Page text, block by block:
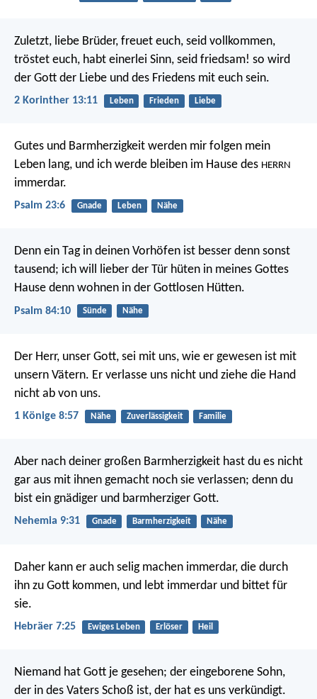
Zuletzt, liebe Brüder, freuet euch, seid vollkommen,
tröstet euch, habt einerlei Sinn, seid friedsam! so wird
der Gott der Liebe und des Friedens mit euch sein.
2 Korinther 13:11 Leben Frieden Liebe
Gutes und Barmherzigkeit werden mir folgen mein
Leben lang, und ich werde bleiben im Hause des HERRN
immerdar.
Psalm 23:6 Gnade Leben Nähe
Denn ein Tag in deinen Vorhöfen ist besser denn sonst
tausend; ich will lieber der Tür hüten in meines Gottes
Hause denn wohnen in der Gottlosen Hütten.
Psalm 84:10 Sünde Nähe
Der Herr, unser Gott, sei mit uns, wie er gewesen ist mit
unsern Vätern. Er verlasse uns nicht und ziehe die Hand
nicht ab von uns.
1 Könige 8:57 Nähe Zuverlässigkeit Familie
Aber nach deiner großen Barmherzigkeit hast du es nicht
gar aus mit ihnen gemacht noch sie verlassen; denn du
bist ein gnädiger und barmherziger Gott.
Nehemia 9:31 Gnade Barmherzigkeit Nähe
Daher kann er auch selig machen immerdar, die durch
ihn zu Gott kommen, und lebt immerdar und bittet für
sie.
Hebräer 7:25 Ewiges Leben Erlöser Heil
Niemand hat Gott je gesehen; der eingeborene Sohn,
der in des Vaters Schoß ist, der hat es uns verkündigt.